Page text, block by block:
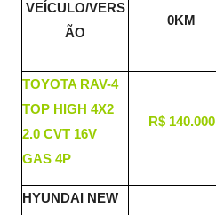
VEÍCULO/VERS
ÃO
0KM
TOYOTA RAV-4
TOP HIGH 4X2
2.0 CVT 16V
GAS 4P
R$ 140.000
HYUNDAI NEW